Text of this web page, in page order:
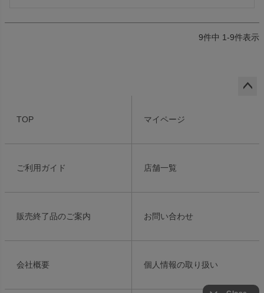
9件中 1-9件表示
TOP マイページ
ご利用ガイド 店舗一覧
販売終了品のご案内 お問い合わせ
会社概要 個人情報の取り扱い